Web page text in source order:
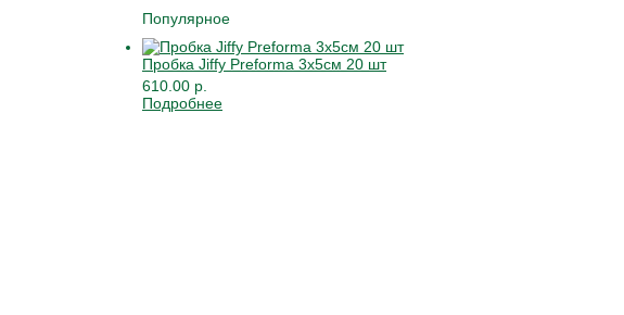
Популярное
Пробка Jiffy Preforma 3х5см 20 шт
610.00 р.
Подробнее